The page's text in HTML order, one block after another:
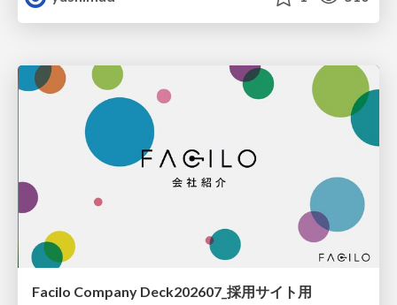
Facilo Company Deck202607_採用サイト用